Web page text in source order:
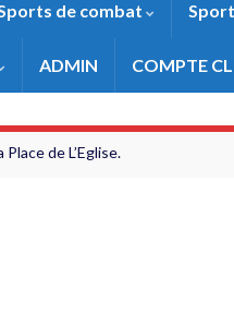
de combat
ADMIN COMPTE
de L’Eglise.